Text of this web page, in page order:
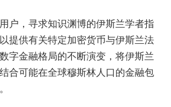
户，寻求知识渊博的伊斯兰学者指
提供有关特定加密货币与伊斯兰法
字金融格局的不断演变，将伊斯兰
合可能在全球穆斯林人口的金融包